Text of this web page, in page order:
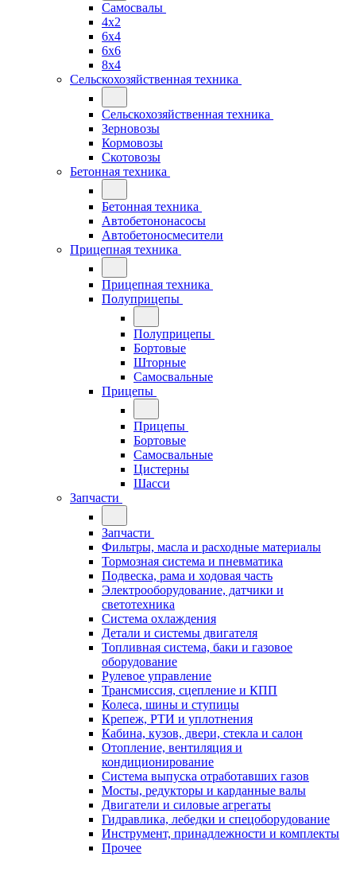
Самосвалы
4x2
6x4
6x6
8x4
Сельскохозяйственная техника
Сельскохозяйственная техника
Зерновозы
Кормовозы
Скотовозы
Бетонная техника
Бетонная техника
Автобетононасосы
Автобетоносмесители
Прицепная техника
Прицепная техника
Полуприцепы
Полуприцепы
Бортовые
Шторные
Самосвальные
Прицепы
Прицепы
Бортовые
Самосвальные
Цистерны
Шасси
Запчасти
Запчасти
Фильтры, масла и расходные материалы
Тормозная система и пневматика
Подвеска, рама и ходовая часть
Электрооборудование, датчики и
светотехника
Система охлаждения
Детали и системы двигателя
Топливная система, баки и газовое
оборудование
Рулевое управление
Трансмиссия, сцепление и КПП
Колеса, шины и ступицы
Крепеж, РТИ и уплотнения
Кабина, кузов, двери, стекла и салон
Отопление, вентиляция и
кондиционирование
Система выпуска отработавших газов
Мосты, редукторы и карданные валы
Двигатели и силовые агрегаты
Гидравлика, лебедки и спецоборудование
Инструмент, принадлежности и комплекты
Прочее